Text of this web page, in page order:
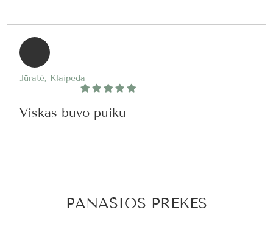
Jūratė, Klaipeda
Viskas buvo puiku
PANAŠIOS PREKĖS